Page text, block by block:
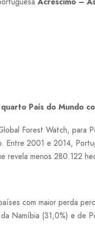
País do Mundo
Forest Watch, para
Entre 2001 e 2014,
revela menos 280.122
com maior perda
Namíbia (31,0%) e de